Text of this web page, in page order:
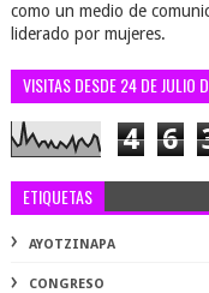
como un medio de
liderado por mujeres.
VISITAS DESDE 24 DE JULIO
4 6
ETIQUETAS
AYOTZINAPA
CONGRESO